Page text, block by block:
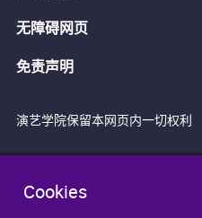
Cookies
无障碍网页
免责声明
演艺学院保留本网页内一切权利